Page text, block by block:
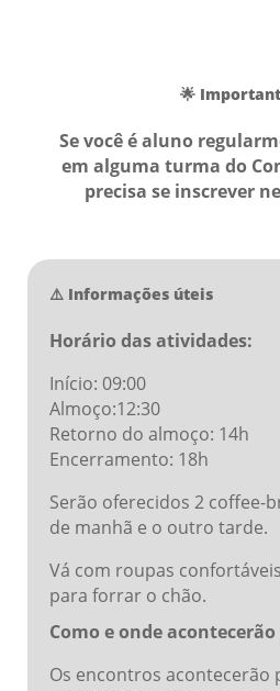
🌟
Se você é aluno
em alguma turma do
precisa se inscrever
⚠️ Informações úteis
Horário das atividades:
Início: 09:00
Almoço:12:30
Retorno do almoço: 14h
Encerramento: 18h
Serão oferecidos 2 coffee-
de manhã e o outro tarde.
Vá com roupas
para forrar o chão.
Como e onde
Os encontros acontecerão